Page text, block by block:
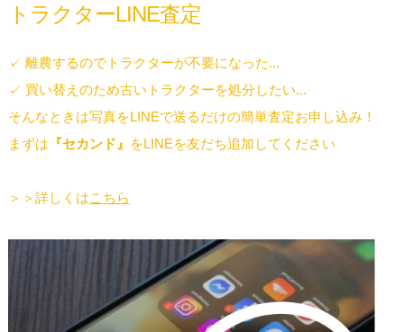
トラクターLINE査定
✓ 離農するのでトラクターが不要になった...
✓ 買い替えのため古いトラクターを処分したい...
そんなときは写真をLINEで送るだけの簡単査定お申し込み！
まずは 『セカンド』 をLINEを友だち追加してください
＞＞詳しくはこちら